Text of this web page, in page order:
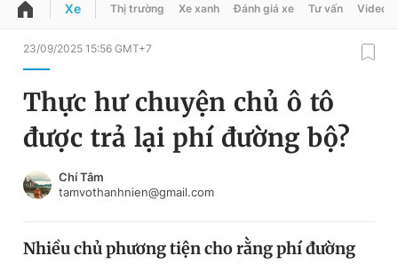
QUẢNG CÁO
Chuyên mục
Chuyên mục khác
Đổi mật khẩu
Tin đã lưu
Tin đã xem
Đăng xuất
Xe Thị trường Xe xanh Đánh giá xe Tư vấn Video
23/09/2025 15:56 GMT+7
Thực hư chuyện chủ ô tô
được trả lại phí đường bộ?
Chí Tâm
tamvothanhnien@gmail.com
Nhiều chủ phương tiện cho rằng phí đường